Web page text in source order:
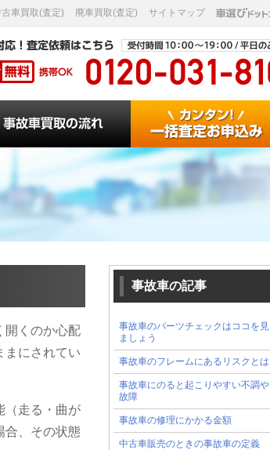
車買取(査定) 廃車買取(査定) サイトマップ
開くのか心配
まにされてい
（走る・曲が
合、その状態
事故車の記事
事故車のパーツチェックはココを見
ましょう
事故車のフレームにあるリスクとは
事故車にのると起こりやすい不調や
故障
事故車の修理にかかる金額
中古車販売のときの事故車の定義